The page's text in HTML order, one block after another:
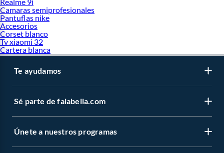
Camaras semiprofesionales
Pantuflas nike
Accesorios
Corset blanco
Tv xiaomi 32
Cartera blanca
Te ayudamos
Sé parte de falabella.com
Únete a nuestros programas